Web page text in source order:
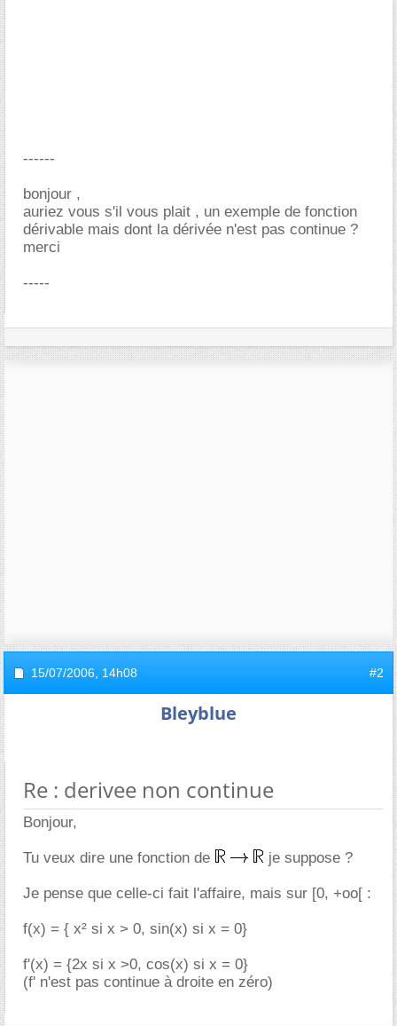
------
bonjour ,
auriez vous s'il vous plait , un exemple de fonction
dérivable mais dont la dérivée n'est pas continue ?
merci
-----
15/07/2006, 14h08 #2
Bleyblue
Re : derivee non continue
Bonjour,
Tu veux dire une fonction de je suppose ?
Je pense que celle-ci fait l'affaire, mais sur [0, +oo[ :
f(x) = { x² si x > 0, sin(x) si x = 0}
f'(x) = {2x si x >0, cos(x) si x = 0}
(f' n'est pas continue à droite en zéro)